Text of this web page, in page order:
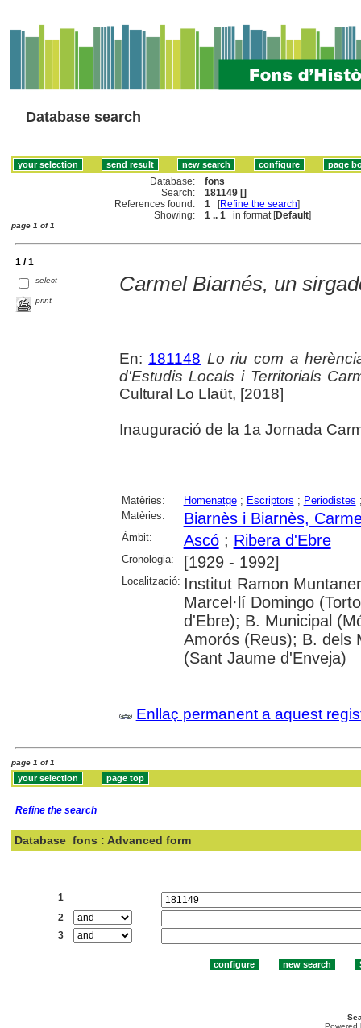
Database search
Database:
fons
Search:
181149 []
References found:
1 [Refine the search]
Showing:
1 .. 1 in format [Default]
page 1 of 1
1 / 1
select
print
Carmel Biarnés, un
En: 181148 Lo riu com a
d'Estudis Locals i Territorials
Cultural Lo Llaüt, [2018]
Inauguració de la 1a Jornada
Matèries: Homenatge; Escriptors ; Periodistes
Matèries:
Biarnès i Biarnès,
Àmbit: Ascó; Ribera d'Ebre
Cronologia: [1929 - 1992]
Localització: Institut Ramon
Marcel·lí Domingo
d'Ebre); B. Municipal
Amorós (Reus); B. dels
(Sant Jaume d'Enveja)
Enllaç permanent a aquest
page 1 of 1
Refine the search
Database fons : Advanced form
1
2
3